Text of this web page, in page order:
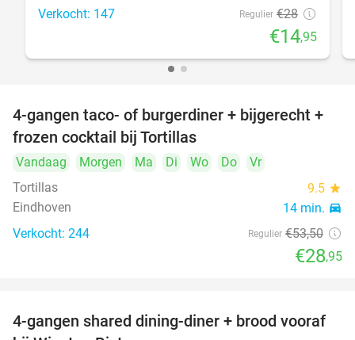
Verkocht: 147 Regulier €28
€14,95
46%
4-gangen taco- of burgerdiner + bijgerecht +
frozen cocktail bij Tortillas
Vandaag Morgen Ma Di Wo Do
Vr
Tortillas
9.5 star
Eindhoven 14 min. directions_car
Verkocht: 244 Regulier €53,50
€28,95
32%
4-gangen shared dining-diner + brood vooraf